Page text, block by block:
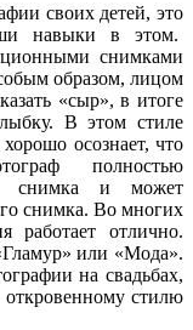
своих детей, это
навыки в этом.
снимками
образом, лицом
«сыр», в итоге
В этом стиле
осознает, что
полностью
снимка и может
снимка. Во многих
работает отлично.
или «Мода».
на свадьбах,
откровенному стилю